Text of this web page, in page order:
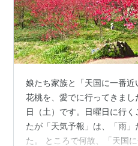
娘たち家族と「天国に一番
花桃を、愛でに行ってきま
日（土）です。日曜日に行
たが「天気予報」は、「雨
た。 ところで何故、「天国